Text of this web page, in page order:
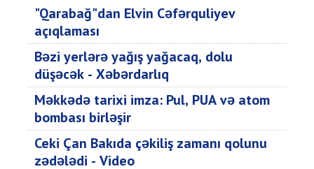
"Qarabağ"dan Elvin Cəfərquliyev
açıqlaması
Bəzi yerlərə yağış yağacaq, dolu
düşəcək - Xəbərdarlıq
Məkkədə tarixi imza: Pul, PUA və atom
bombası birləşir
Ceki Çan Bakıda çəkiliş zamanı qolunu
zədələdi - Video